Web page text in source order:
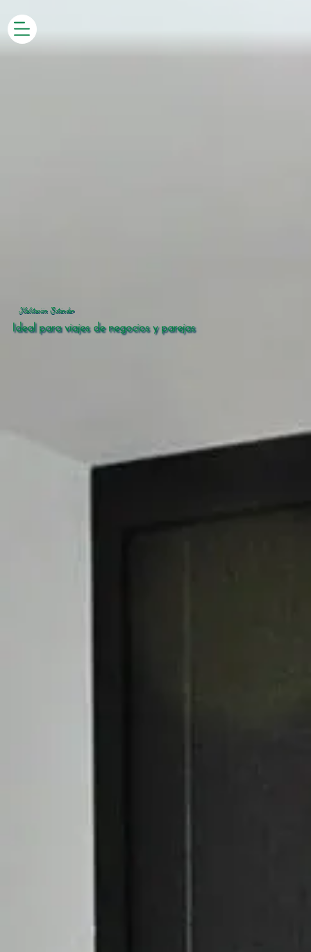
Habitación Estándar
Ideal para viajes de negocios y parejas